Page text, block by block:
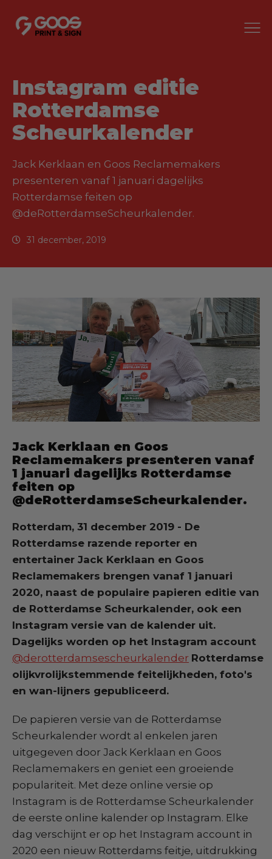
Instagram editie
Rotterdamse
Scheurkalender
Jack Kerklaan en Goos Reclamemakers
presenteren vanaf 1 januari dagelijks
Rotterdamse feiten op
@deRotterdamseScheurkalender.
31 december, 2019
Jack Kerklaan en Goos
Reclamemakers presenteren vanaf
1 januari dagelijks Rotterdamse
feiten op
@deRotterdamseScheurkalender.
Rotterdam, 31 december 2019 - De
Rotterdamse razende reporter en
entertainer Jack Kerklaan en Goos
Reclamemakers brengen vanaf 1 januari
2020, naast de populaire papieren editie van
de Rotterdamse Scheurkalender, ook een
Instagram versie van de kalender uit.
Dagelijks worden op het Instagram account
@derotterdamsescheurkalender Rotterdamse
olijkvrolijkstemmende feitelijkheden, foto's
en wan-lijners gepubliceerd.
De papieren versie van de Rotterdamse
Scheurkalender wordt al enkelen jaren
uitgegeven door Jack Kerklaan en Goos
Reclamemakers en geniet een groeiende
populariteit. Met deze online versie op
Instagram is de Rotterdamse Scheurkalender
de eerste online kalender op Instagram. Elke
dag verschijnt er op het Instagram account in
2020 een nieuw Rotterdams feitje, uitdrukking